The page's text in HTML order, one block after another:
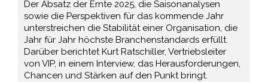
Der Absatz der Ernte 2025, die Saisonanalysen
sowie die Perspektiven für das kommende Jahr
unterstreichen die Stabilität einer Organisation, die
Jahr für Jahr höchste Branchenstandards erfüllt.
Darüber berichtet Kurt Ratschiller, Vertriebsleiter
von VIP, in einem Interview, das Herausforderungen,
Chancen und Stärken auf den Punkt bringt.